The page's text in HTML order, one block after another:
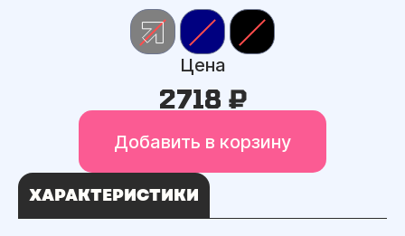
Цена
2718 ₽
Добавить в корзину
ХАРАКТЕРИСТИКИ